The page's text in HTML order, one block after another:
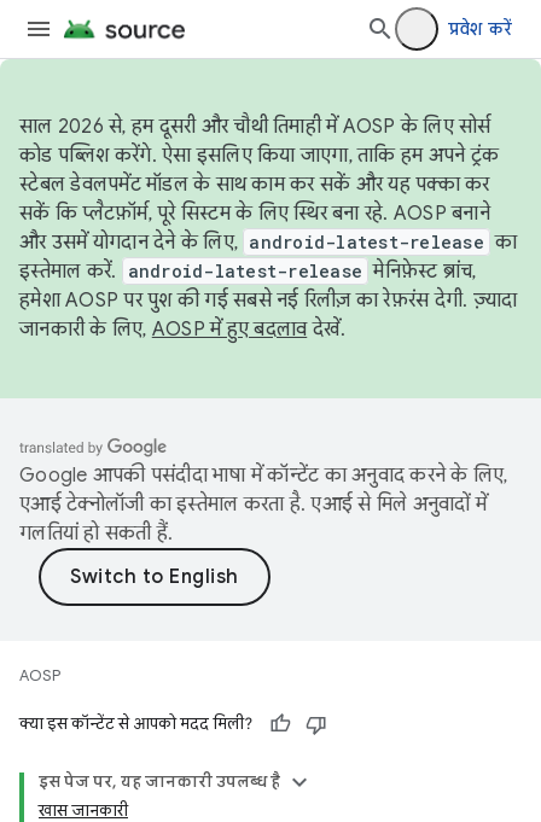
प्रवेश करें
साल 2026 से, हम दूसरी और चौथी तिमाही में AOSP के लिए सोर्स
कोड पब्लिश करेंगे. ऐसा इसलिए किया जाएगा, ताकि हम अपने ट्रंक
स्टेबल डेवलपमेंट मॉडल के साथ काम कर सकें और यह पक्का कर
सकें कि प्लैटफ़ॉर्म, पूरे सिस्टम के लिए स्थिर बना रहे. AOSP बनाने
और उसमें योगदान देने के लिए, android-latest-release का
इस्तेमाल करें.
android-latest-release मेनिफ़ेस्ट ब्रांच,
हमेशा AOSP पर पुश की गई सबसे नई रिलीज़ का रेफ़रंस देगी. ज़्यादा
जानकारी के लिए, AOSP में हुए बदलावदेखें.
Google आपकी पसंदीदा भाषा में कॉन्टेंट का अनुवाद करने के लिए,
एआई टेक्नोलॉजी का इस्तेमाल करता है. एआई से मिले अनुवादों में
गलतियां हो सकती हैं.
AOSP
क्या इस कॉन्टेंट से आपको मदद मिली?
इस पेज पर, यह जानकारी उपलब्ध है
खास जानकारी